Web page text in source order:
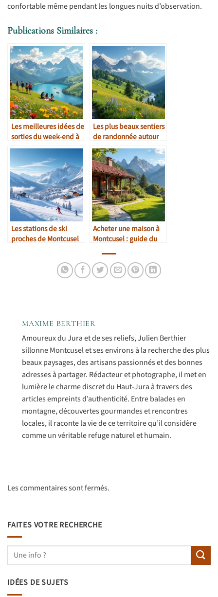
confortable même pendant les longues nuits d’observation.
Publications Similaires :
Les meilleures idées de
sorties du week-end à
Montcusel
Les plus beaux sentiers
de randonnée autour
de Montcusel
Les stations de ski
proches de Montcusel
Acheter une maison à
Montcusel : guide du
MAXIME BERTHIER
Amoureux du Jura et de ses reliefs, Julien Berthier
sillonne Montcusel et ses environs à la recherche des plus
beaux paysages, des artisans passionnés et des bonnes
adresses à partager. Rédacteur et photographe, il met en
lumière le charme discret du Haut-Jura à travers des
articles empreints d’authenticité. Entre balades en
montagne, découvertes gourmandes et rencontres
locales, il raconte la vie de ce territoire qu’il considère
comme un véritable refuge naturel et humain.
Les commentaires sont fermés.
FAITES VOTRE RECHERCHE
IDÉES DE SUJETS